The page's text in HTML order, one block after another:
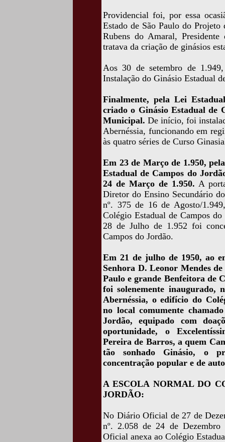
Providencial foi, por essa
Estado de São Paulo do
Rubens do Amaral,
tratava da criação de ginásios
Aos 30 de setembro de
Instalação do Ginásio Estadual
Finalmente, pela Lei
criado o Ginásio Estadual de
Municipal. De início, foi
Abernéssia, funcionando em
às quatro séries de Curso
Em 23 de Março de 1.950,
Estadual de Campos do
24 de Março de 1.950. A
Diretor do Ensino Secundário
nº. 375 de 16 de Agosto/
Colégio Estadual de Campos
28 de Julho de 1.952 foi
Campos do Jordão.
Em 21 de julho de 1950, ao
Senhora D. Leonor Mendes
Paulo e grande Benfeitora de
foi solenemente
Abernéssia, o edifício do
no local comumente
Jordão, equipado com
oportunidade, o
Pereira de Barros, a quem
tão sonhado Ginásio, o
concentração popular e de
A ESCOLA NORMAL DO
JORDÃO:
No Diário Oficial de 27 de
nº. 2.058 de 24 de
Oficial anexa ao Colégio